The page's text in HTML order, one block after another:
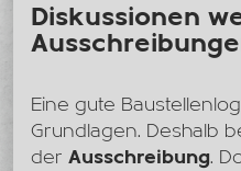
Diskussionen
Eine gute
Grundlagen. Deshalb
der Ausschreibung.